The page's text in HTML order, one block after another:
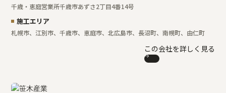
千歳・恵庭営業所千歳市あずさ2丁目4番14号
施工エリア
札幌市、江別市、千歳市、恵庭市、北広島市、長沼町、南幌町、由仁町
この会社を詳しく見る